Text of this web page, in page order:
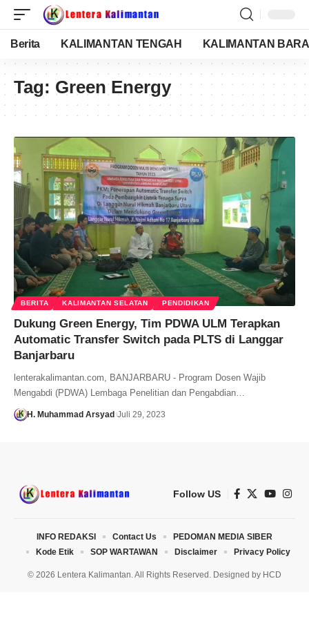
Berita KALIMANTAN TENGAH KALIMANTAN
Tag: Green Energy
BERITA KALIMANTAN SELATAN PENDIDIKAN
Dukung Green Energy, Tim PDWA ULM Terapkan
Automatic Transfer Switch pada PLTS di Langgar
Banjarbaru
lenterakalimantan.com, BANJARBARU - Program Dosen Wajib
Mengabdi (PDWA) Lembaga Penelitian dan Pengabdian…
H. Muhammad Arsyad Juli 29, 2023
Follow US
© 2026 Lentera Kalimantan. All Rights Reserved. Designed by HCD
INFO REDAKSI Contact Us
PEDOMAN MEDIA SIBER
Kode Etik
SOP WARTAWAN Disclaimer Privacy Policy